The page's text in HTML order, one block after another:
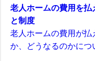
老人ホームの費用を
と制度
老人ホームの費用が払
か、どうなるのかにつ